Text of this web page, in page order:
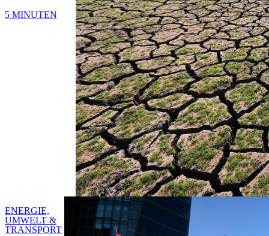
5 MINUTEN
ENERGIE,
UMWELT &
TRANSPORT